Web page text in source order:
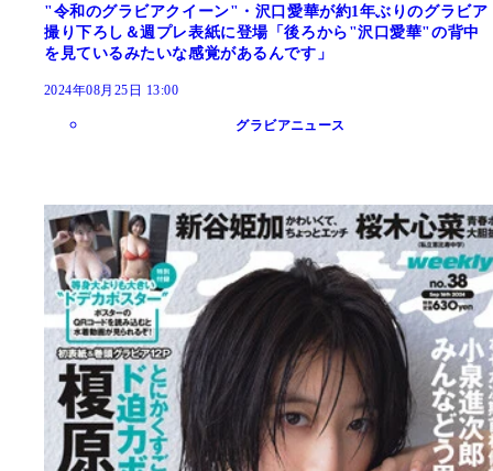
"令和のグラビアクイーン"・沢口愛華が約1年ぶりのグラビア
撮り下ろし＆週プレ表紙に登場「後ろから"沢口愛華"の背中
を見ているみたいな感覚があるんです」
2024年08月25日 13:00
グラビアニュース